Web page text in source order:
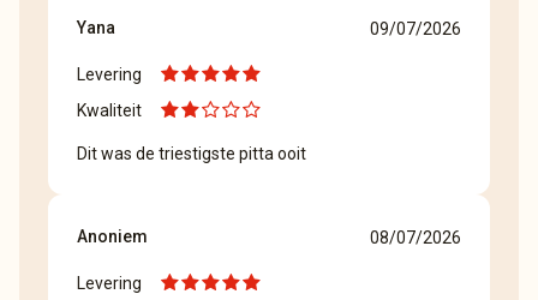
Yana 09/07/2026
Levering
Kwaliteit
Dit was de triestigste pitta ooit
Anoniem 08/07/2026
Levering